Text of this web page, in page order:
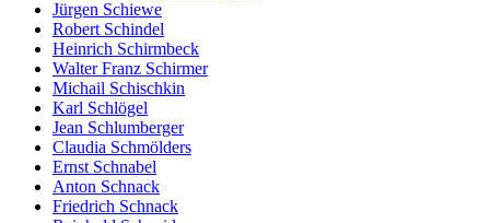
Jürgen Schiewe
Robert Schindel
Heinrich Schirmbeck
Walter Franz Schirmer
Michail Schischkin
Karl Schlögel
Jean Schlumberger
Claudia Schmölders
Ernst Schnabel
Anton Schnack
Friedrich Schnack